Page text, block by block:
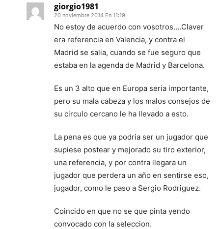
giorgio1981
20 noviembre 2014 En 11:19
No estoy de acuerdo con vosotros….Claver
era referencia en Valencia, y contra el
Madrid se salia, cuando se fue seguro que
estaba en la agenda de Madrid y Barcelona.
Es un 3 alto que en Europa seria importante,
pero su mala cabeza y los malos consejos de
su circulo cercano le ha llevado a esto.
La pena es que ya podria ser un jugador que
supiese postear y mejorado su tiro exterior,
una referencia, y por contra llegara un
jugador que perdera un año en sentirse eso,
jugador, como le paso a Sergio Rodriguez.
Coincido en que no se que pinta yendo
convocado con la seleccion.